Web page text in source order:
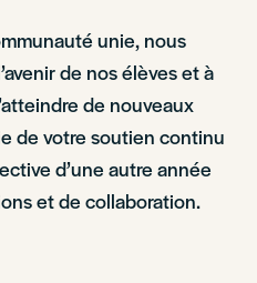
unie, nous
de nos élèves et à
de nouveaux
de votre soutien continu
d’une autre année
et de collaboration.